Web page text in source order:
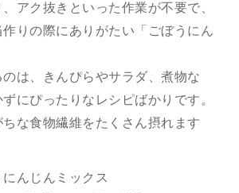
アク抜きといった作業が不要で、
りの際にありがたい「ごぼうにん
は、きんぴらやサラダ、煮物な
にぴったりなレシピばかりです。
な食物繊維をたくさん摂れます
にんじんミックス